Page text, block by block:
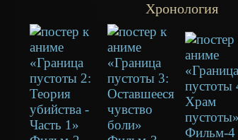
Хронология